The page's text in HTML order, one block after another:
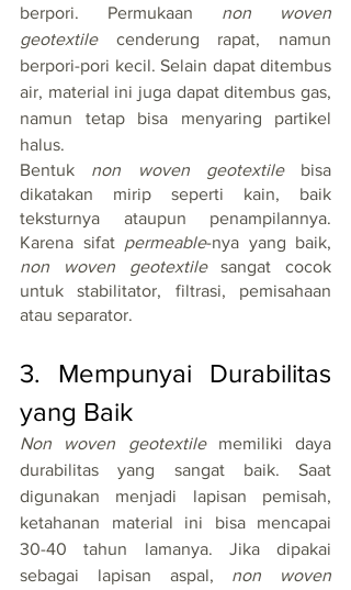
berpori. Permukaan non woven
geotextile cenderung rapat, namun
berpori-pori kecil. Selain dapat ditembus
air, material ini juga dapat ditembus gas,
namun tetap bisa menyaring partikel
halus.
Bentuk non woven geotextile bisa
dikatakan mirip seperti kain, baik
teksturnya ataupun penampilannya.
Karena sifat permeable
non woven geotextile sangat cocok
untuk stabilitator, filtrasi, pemisahaan
atau separator.
3. Mempunyai Durabilitas
yang Baik
Non woven geotextile memiliki daya
durabilitas yang sangat baik. Saat
digunakan menjadi lapisan pemisah,
ketahanan material ini bisa mencapai
30-40 tahun lamanya. Jika dipakai
sebagai lapisan aspal, non woven